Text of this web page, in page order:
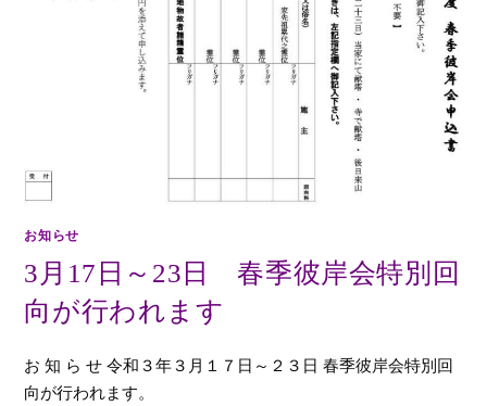
お知らせ
3月17日～23日 春季彼岸会特別回
向が行われます
お 知 ら せ 令和３年３月１７日～２３日 春季彼岸会特別回
向が行われます。